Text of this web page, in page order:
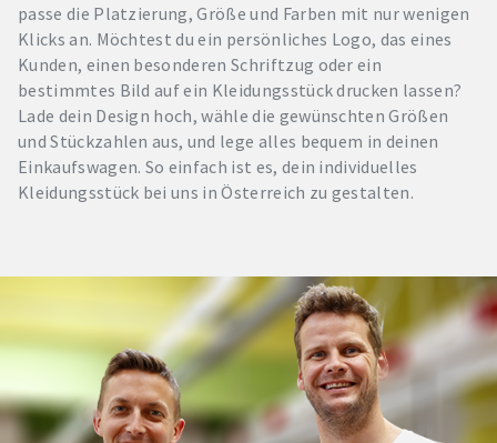
passe die Platzierung, Größe und Farben mit nur wenigen
Klicks an. Möchtest du ein persönliches Logo, das eines
Kunden, einen besonderen Schriftzug oder ein
bestimmtes Bild auf ein Kleidungsstück drucken lassen?
Lade dein Design hoch, wähle die gewünschten Größen
und Stückzahlen aus, und lege alles bequem in deinen
Einkaufswagen. So einfach ist es, dein individuelles
Kleidungsstück bei uns in Österreich zu gestalten.